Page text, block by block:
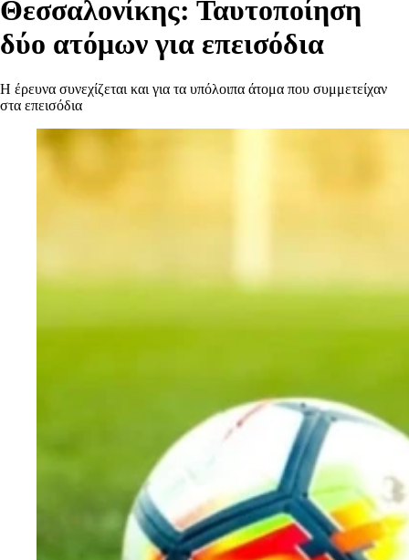
Θεσσαλονίκης: Ταυτοποίηση
δύο ατόμων για επεισόδια
Η έρευνα συνεχίζεται και για τα υπόλοιπα άτομα που συμμετείχαν
στα επεισόδια